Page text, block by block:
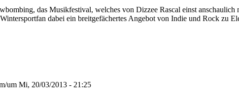
das Musikfestival, welches von Dizzee Rascal einst
dabei ein breitgefächertes Angebot von Indie und Rock zu
um Mi, 20/03/2013 - 21:25